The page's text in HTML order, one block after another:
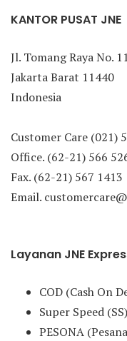
KANTOR PUSAT JNE
Jl. Tomang Raya No. 11
Jakarta Barat 11440
Indonesia
Customer Care (021)
Office. (62-21) 566
Fax. (62-21) 567 1413
Email.
Layanan JNE
COD (Cash On
Super Speed (SS)
PESONA